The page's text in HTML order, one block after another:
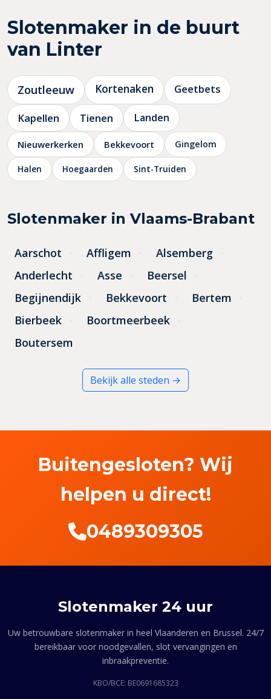
Slotenmaker in de buurt
van Linter
Zoutleeuw Kortenaken Geetbets
Kapellen Tienen Landen
Nieuwerkerken Bekkevoort Gingelom
Halen Hoegaarden Sint-Truiden
Slotenmaker in Vlaams-Brabant
Aarschot Affligem
Alsemberg
Anderlecht
Asse
Beersel
Begijnendijk
Bekkevoort
Bertem
Bierbeek
Boortmeerbeek
Boutersem
Bekijk alle steden →
Buitengesloten? Wij
helpen u direct!
0489309305
Slotenmaker 24 uur
Uw betrouwbare slotenmaker in heel Vlaanderen en Brussel. 24/7
bereikbaar voor noodgevallen, slot vervangingen en
inbraakpreventie.
KBO/BCE: BE0691685323